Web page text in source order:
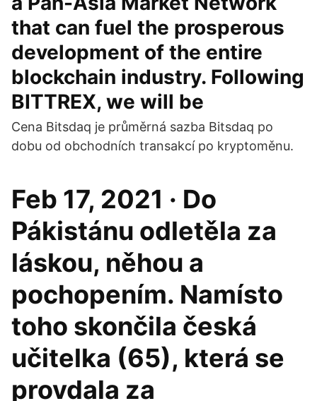
that can fuel the prosperous
development of the entire
blockchain industry. Following
BITTREX, we will be
Cena Bitsdaq je průměrná sazba Bitsdaq po
dobu od obchodních transakcí po kryptoměnu.
Feb 17, 2021 · Do
Pákistánu odletěla za
láskou, něhou a
pochopením. Namísto
toho skončila česká
učitelka (65), která se
provdala za